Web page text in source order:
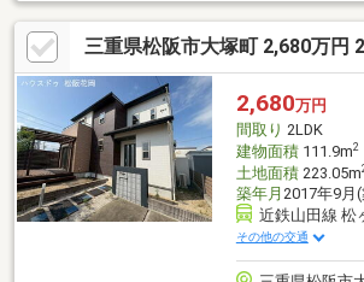
三重県松阪市大塚町 2,680万円
2,680万円
間取り 2LDK
建物面積111.9m2
土地面積223.05m
築年月 2017年9月
近鉄山田線 松
その他の交通